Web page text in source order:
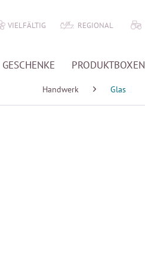
VIELFÄLTIG REGIONAL
GESCHENKE PRODUKTBOXEN
Handwerk Glas